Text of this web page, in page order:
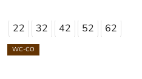
22 32 42 52 62
WC-CO